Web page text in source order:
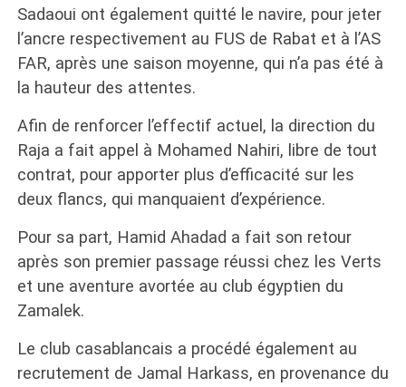
Sadaoui ont également quitté le navire, pour jeter
l’ancre respectivement au FUS de Rabat et à l’AS
FAR, après une saison moyenne, qui n’a pas été à
la hauteur des attentes.
Afin de renforcer l’effectif actuel, la direction du
Raja a fait appel à Mohamed Nahiri, libre de tout
contrat, pour apporter plus d’efficacité sur les
deux flancs, qui manquaient d’expérience.
Pour sa part, Hamid Ahadad a fait son retour
après son premier passage réussi chez les Verts
et une aventure avortée au club égyptien du
Zamalek.
Le club casablancais a procédé également au
recrutement de Jamal Harkass, en provenance du